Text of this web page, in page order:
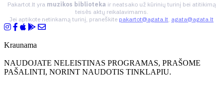
Pakartot.lt yra muzikos biblioteka ir neatsako už kūrinių turinį bei atitikimą
teisės aktų reikalavimams.
Jei aptikote netinkamą turinį, praneškite pakartot@agata.lt, agata@agata.lt
Kraunama
NAUDOJATE NELEISTINAS PROGRAMAS, PRAŠOME
PAŠALINTI, NORINT NAUDOTIS TINKLAPIU.